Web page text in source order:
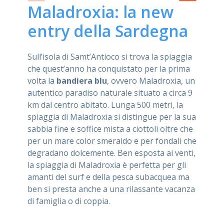
Maladroxia: la new
entry della Sardegna
Sull’isola di Samt’Antioco si trova la spiaggia
che quest’anno ha conquistato per la prima
volta la bandiera blu, ovvero Maladroxia, un
autentico paradiso naturale situato a circa 9
km dal centro abitato. Lunga 500 metri, la
spiaggia di Maladroxia si distingue per la sua
sabbia fine e soffice mista a ciottoli oltre che
per un mare color smeraldo e per fondali che
degradano dolcemente. Ben esposta ai venti,
la spiaggia di Maladroxia è perfetta per gli
amanti del surf e della pesca subacquea ma
ben si presta anche a una rilassante vacanza
di famiglia o di coppia.